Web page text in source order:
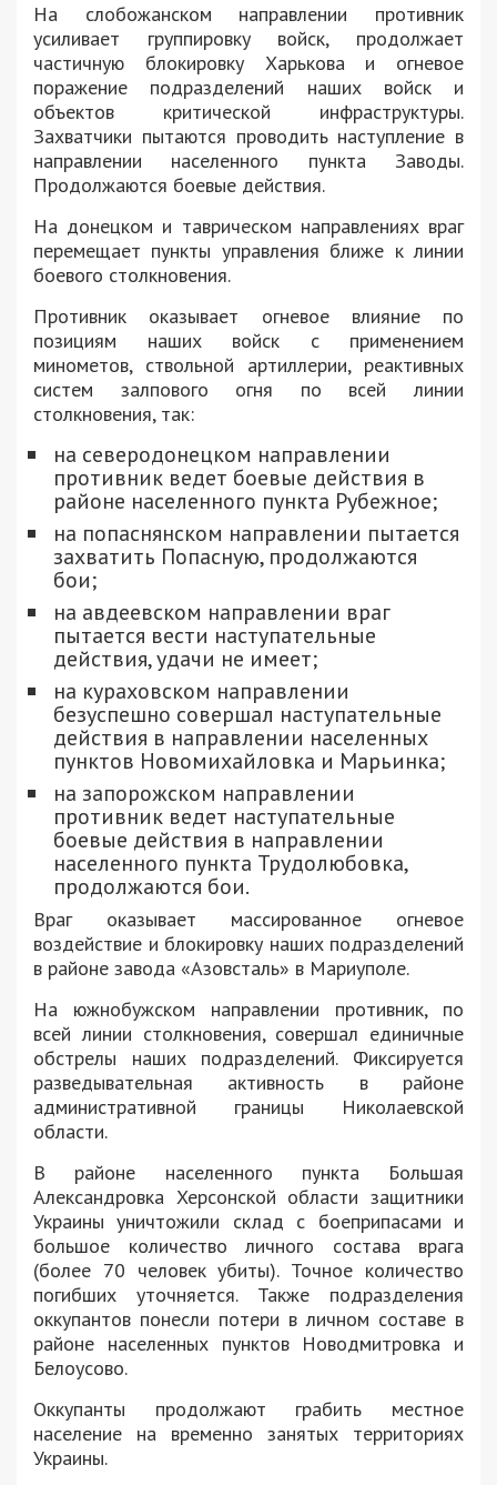
На слобожанском направлении противник
усиливает группировку войск, продолжает
частичную блокировку Харькова и огневое
поражение подразделений наших войск и
объектов критической инфраструктуры.
Захватчики пытаются проводить наступление в
направлении населенного пункта Заводы.
Продолжаются боевые действия.
На донецком и таврическом направлениях враг
перемещает пункты управления ближе к линии
боевого столкновения.
Противник оказывает огневое влияние по
позициям наших войск с применением
минометов, ствольной артиллерии, реактивных
систем залпового огня по всей линии
столкновения, так:
на северодонецком направлении
противник ведет боевые действия в
районе населенного пункта Рубежное;
на попаснянском направлении пытается
захватить Попасную, продолжаются
бои;
на авдеевском направлении враг
пытается вести наступательные
действия, удачи не имеет;
на кураховском направлении
безуспешно совершал наступательные
действия в направлении населенных
пунктов Новомихайловка и Марьинка;
на запорожском направлении
противник ведет наступательные
боевые действия в направлении
населенного пункта Трудолюбовка,
продолжаются бои.
Враг оказывает массированное огневое
воздействие и блокировку наших подразделений
в районе завода «Азовсталь» в Мариуполе.
На южнобужском направлении противник, по
всей линии столкновения, совершал единичные
обстрелы наших подразделений. Фиксируется
разведывательная активность в районе
административной границы Николаевской
области.
В районе населенного пункта Большая
Александровка Херсонской области защитники
Украины уничтожили склад с боеприпасами и
большое количество личного состава врага
(более 70 человек убиты). Точное количество
погибших уточняется. Также подразделения
оккупантов понесли потери в личном составе в
районе населенных пунктов Новодмитровка и
Белоусово.
Оккупанты продолжают грабить местное
население на временно занятых территориях
Украины.